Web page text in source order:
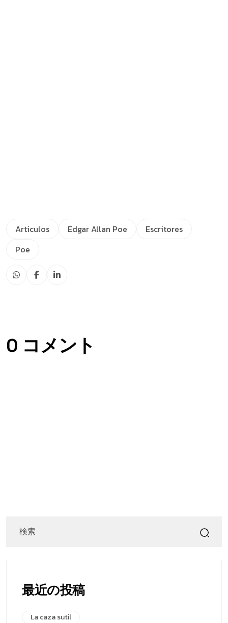
Articulos Edgar Allan Poe
Escritores
Poe
0 コメント
最近の投稿
La caza sutil